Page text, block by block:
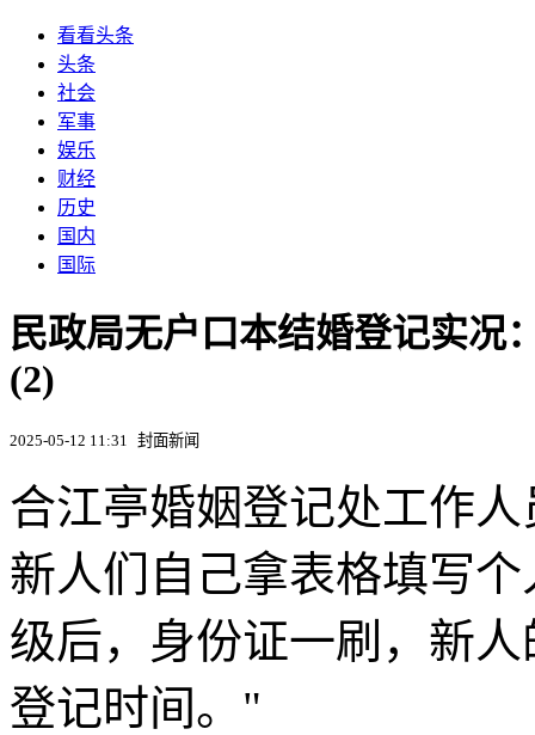
看看头条
头条
社会
军事
娱乐
财经
历史
国内
国际
民政局无户口本结婚登记实况
(2)
2025-05-12 11:31 封面新闻
合江亭婚姻登记处工作
新人们自己拿表格填写
级后，身份证一刷，新
登记时间。"